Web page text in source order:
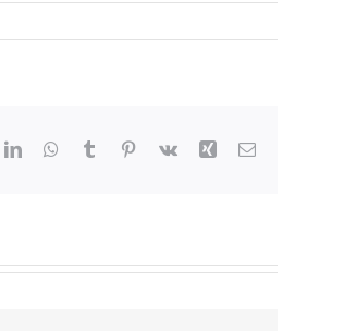
LinkedInWhatsApp
Tumblr Pinterest
Vk Xing Correo